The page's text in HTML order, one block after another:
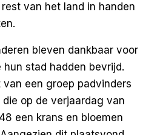
van het land in handen
bleven dankbaar voor
hun stad hadden bevrijd.
van een groep padvinders
op de verjaardag van
een krans en bloemen